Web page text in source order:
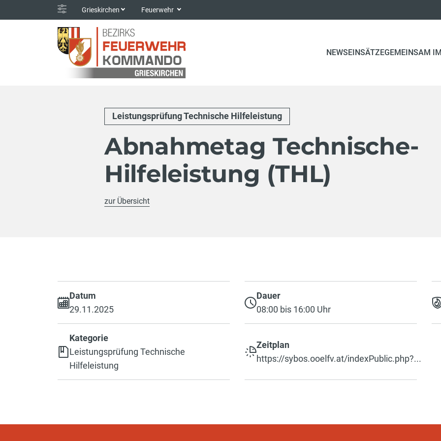
Grieskirchen Feuerwehr
NEWSEINSÄTZEGEMEINSAM
Leistungsprüfung Technische Hilfeleistung
Abnahmetag Technische-
Hilfeleistung (THL)
zur Übersicht
Datum
29.11.2025
Dauer
08:00 bis 16:00 Uhr
Kategorie
Leistungsprüfung Technische
Hilfeleistung
Zeitplan
https://sybos.ooelfv.at/indexPublic.php?...